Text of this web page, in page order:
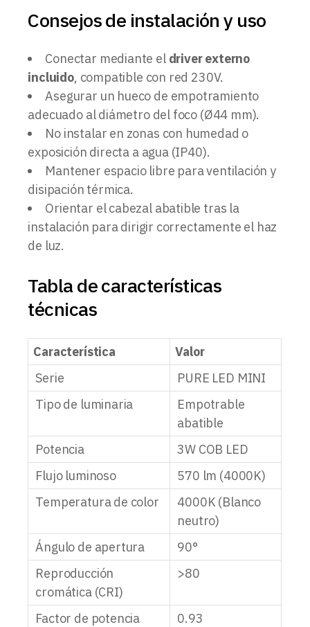
Consejos de instalación y uso
Conectar mediante el driver externo
incluido, compatible con red 230V.
Asegurar un hueco de empotramiento
adecuado al diámetro del foco (Ø44 mm).
No instalar en zonas con humedad o
exposición directa a agua (IP40).
Mantener espacio libre para ventilación y
disipación térmica.
Orientar el cabezal abatible tras la
instalación para dirigir correctamente el haz
de luz.
Tabla de características
técnicas
Característica
Valor
Serie
PURE LED MINI
Tipo de luminaria
Empotrable
abatible
Potencia
3W COB LED
Flujo luminoso
570 lm (4000K)
Temperatura de color
4000K (Blanco
neutro)
Ángulo de apertura
90°
Reproducción
cromática (CRI)
>80
Factor de potencia
0.93